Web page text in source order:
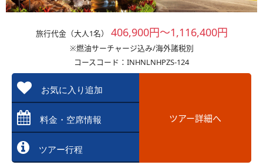
旅行代金（大人1名） 406,900円～1,116,400円
※燃油サーチャージ込み/海外諸税別
コースコード：INHNLNHPZS-124
お気に入り追加
料金・空席情報
ツアー行程
ツアー詳細へ